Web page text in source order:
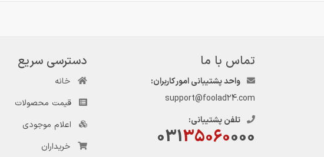
تماس با ما
واحد پشتیبانی امور کاربران:
support@foolad24.com
تلفن پشتیبانی:
03135060000
دسترسی سریع
خانه
قیمت محصولات
اعلام موجودی
خریداران